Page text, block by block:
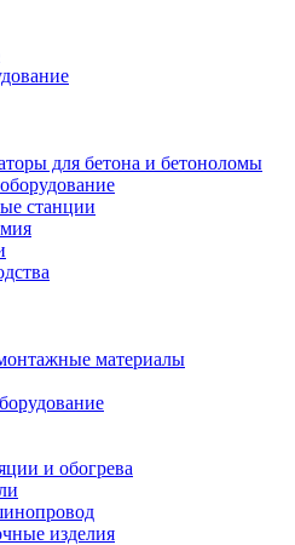
для бетона и бетоноломы
станции
материалы
и обогрева
изделия